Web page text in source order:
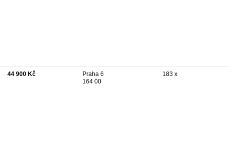
44 900 Kč
Praha 6
164 00
183 x